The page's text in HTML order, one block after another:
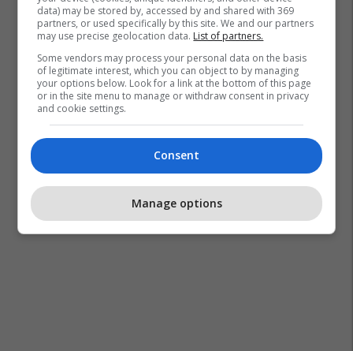
data) may be stored by, accessed by and shared with 369
partners, or used specifically by this site. We and our partners
may use precise geolocation data. List of partners.
Some vendors may process your personal data on the basis
of legitimate interest, which you can object to by managing
your options below. Look for a link at the bottom of this page
or in the site menu to manage or withdraw consent in privacy
and cookie settings.
Consent
Manage options